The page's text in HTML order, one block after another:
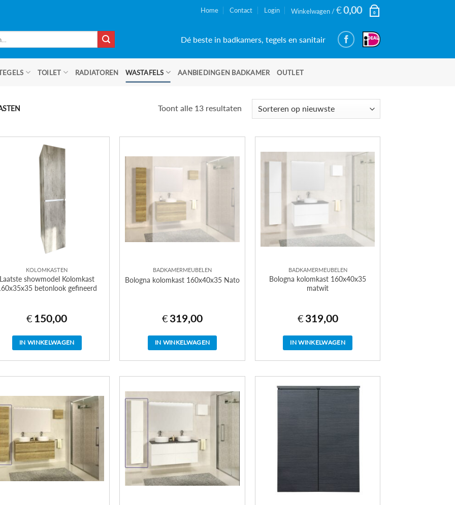
Home Contact Login Winkelwagen /€0,00 0
Dé beste in badkamers, tegels en sanitair
TOILET RADIATOREN WASTAFELS AANBIEDINGEN BADKAMER OUTLET
Toont alle 13 resultatenGesorteerd
KOLOMKASTEN
showmodel Kolomkast
betonlook gefineerd
€ 150,00
IN WINKELWAGEN
BADKAMERMEUBELEN
Bologna kolomkast 160x40x35 Nato
€ 319,00
IN WINKELWAGEN
BADKAMERMEUBELEN
Bologna kolomkast 160x40x35
matwit
€ 319,00
IN WINKELWAGEN